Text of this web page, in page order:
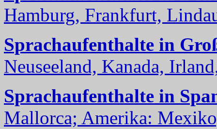
Hamburg, Frankfurt,
Sprachaufenthalte in
Neuseeland, Kanada,
Sprachaufenthalte in
Mallorca; Amerika: